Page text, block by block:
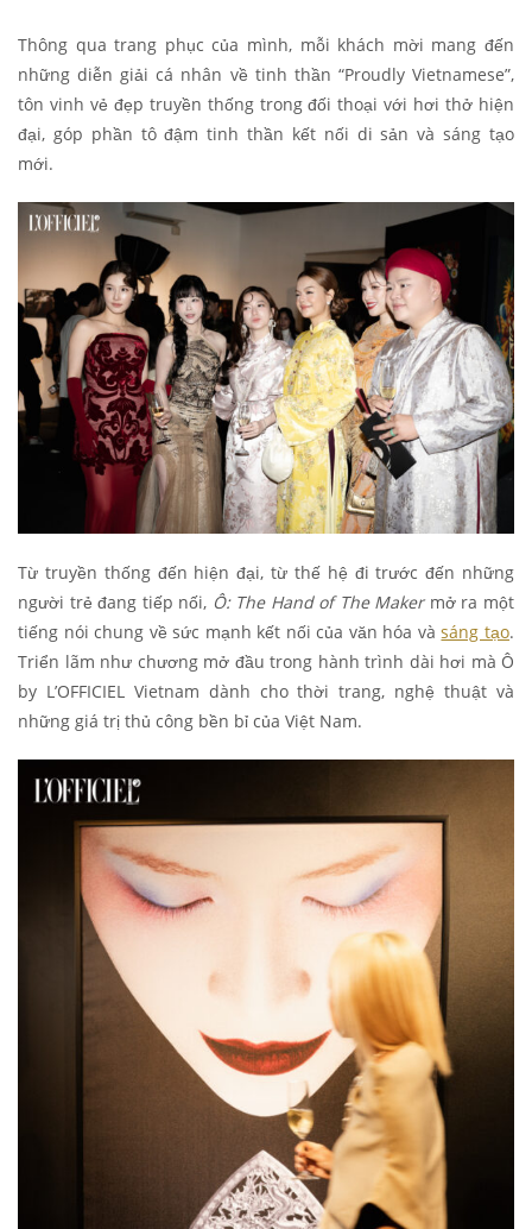
Thông qua trang phục của mình, mỗi khách mời mang đến
những diễn giải cá nhân về tinh thần “Proudly Vietnamese”,
tôn vinh vẻ đẹp truyền thống trong đối thoại với hơi thở hiện
đại, góp phần tô đậm tinh thần kết nối di sản và sáng tạo
mới.
Từ truyền thống đến hiện đại, từ thế hệ đi trước đến những
người trẻ đang tiếp nối, Ô: The Hand of The Makermở ra một
tiếng nói chung về sức mạnh kết nối của văn hóa vàsáng tạo.
Triển lãm như chương mở đầu trong hành trình dài hơi mà Ô
by L’OFFICIEL Vietnam dành cho thời trang, nghệ thuật và
những giá trị thủ công bền bỉ của Việt Nam.